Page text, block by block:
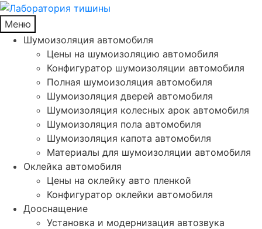
Меню
Шумоизоляция автомобиля
Цены на шумоизоляцию автомобиля
Конфигуратор шумоизоляции автомобиля
Полная шумоизоляция автомобиля
Шумоизоляция дверей автомобиля
Шумоизоляция колесных арок автомобиля
Шумоизоляция пола автомобиля
Шумоизоляция капота автомобиля
Материалы для шумоизоляции автомобиля
Оклейка автомобиля
Цены на оклейку авто пленкой
Конфигуратор оклейки автомобиля
Дооснащение
Установка и модернизация автозвука